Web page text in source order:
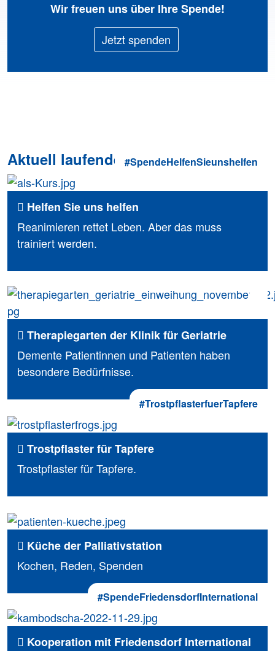
Wir freuen uns über Ihre Spende!
Jetzt spenden
Aktuell laufende Spendenprojekte
#SpendeHelfenSieunshelfen
Helfen Sie uns helfen
Reanimieren rettet Leben. Aber das muss
trainiert werden.
Therapiegarten der Klinik für Geriatrie
Demente Patientinnen und Patienten haben
besondere Bedürfnisse.
#TrostpflasterfuerTapfere
Trostpflaster für Tapfere
Trostpflaster für Tapfere.
Küche der Palliativstation
Kochen, Reden, Spenden
#SpendeFriedensdorfInternational
Kooperation mit Friedensdorf International